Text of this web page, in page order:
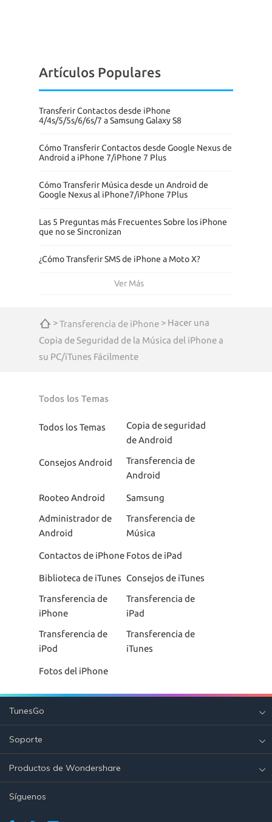
Artículos Populares
Transferir Contactos desde iPhone
4/4s/5/5s/6/6s/7 a Samsung Galaxy S8
Cómo Transferir Contactos desde Google Nexus de
Android a iPhone 7/iPhone 7 Plus
Cómo Transferir Música desde un Android de
Google Nexus al iPhone7/iPhone 7Plus
Las 5 Preguntas más Frecuentes Sobre los iPhone
que no se Sincronizan
¿Cómo Transferir SMS de iPhone a Moto X?
Ver Más
>Transferencia de iPhone > Hacer una
Copia de Seguridad de la Música del iPhone a
su PC/iTunes Fácilmente
Todos los Temas
Todos los Temas
Copia de seguridad
de Android
Consejos Android
Transferencia de
Android
Rooteo Android
Samsung
Administrador de
Android
Transferencia de
Música
Contactos de iPhone Fotos de iPad
Biblioteca de iTunes Consejos de iTunes
Transferencia de
iPhone
Transferencia de
iPad
Transferencia de
iPod
Transferencia de
iTunes
Fotos del iPhone
TunesGo
Soporte
Productos de Wondershare
Síguenos